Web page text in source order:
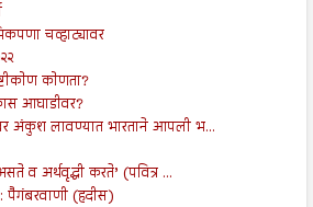
चव्हाट्यावर
कोणता?
आघाडीवर?
अंकुश लावण्यात भारताने आपली भ...
व अर्थवृद्धी करते’ (पवित्र ...
: पैगंबरवाणी (हदीस)